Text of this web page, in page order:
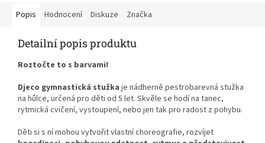
Skvělá dětská venkovní i vnitřní
motoriku a koordinaci.
Popis
Hodnocení Diskuze Značka
Detailní popis produktu
Roztočte to s barvami!
Djeco gymnastická stužka je nádherně pestrobarevná stužka
na hůlce, určená pro děti od 5 let. Skvěle se hodí na tanec,
rytmická cvičení, vystoupení, nebo jen tak pro radost z pohybu.
Děti si s ní mohou vytvořit vlastní choreografie, rozvíjet